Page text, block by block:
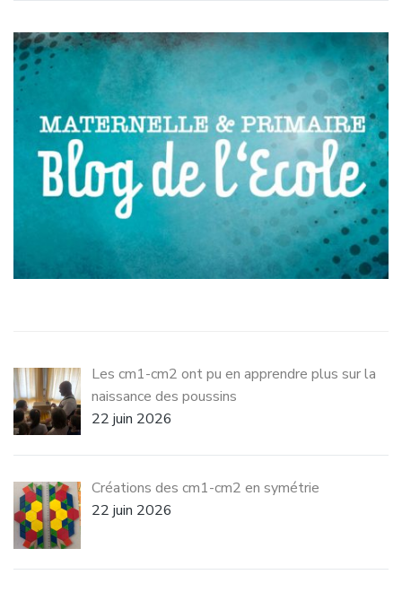
Les cm1-cm2 ont pu en apprendre plus sur la
naissance des poussins
22 juin 2026
Créations des cm1-cm2 en symétrie
22 juin 2026